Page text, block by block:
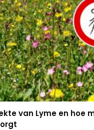
van Lyme en hoe